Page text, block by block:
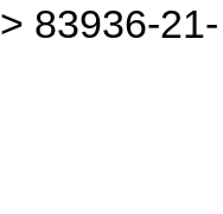
> 83936-21-